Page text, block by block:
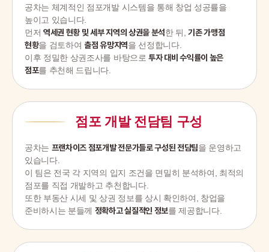
공차는 체계적인 점포개발 시스템을 통해 창업 성공률을
높이고 있습니다.
먼저역세권 현황 및 세부 지역의 상권을 분석한 뒤,기존 가맹점
현황을 검토하여출점 유망지역을 선정합니다.
이후 정밀한 상권조사를 바탕으로투자 대비 수익률이 높은
점포를 추천해 드립니다.
점포 개발 전담팀 구성
공차는 프랜차이즈 점포개발 전문가들로 구성된 전담팀을 운영하고
있습니다.
이 팀은 전국 각 지역의 입지 조건을 면밀히 분석하여, 최적의
점포를 직접 개발하고 추천합니다.
또한 부동산 시세 및 상권 정보를 상시 확인하여, 창업을
준비하시는 분들께 정확하고 실질적인 정보를 제공합니다.